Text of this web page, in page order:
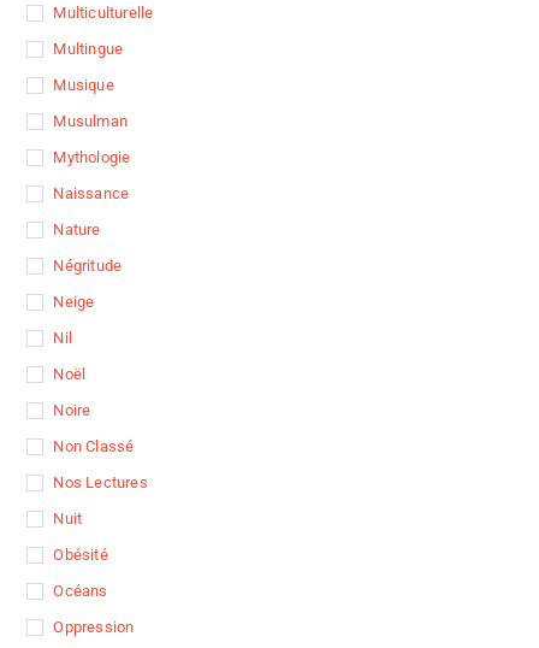
Multiculturelle
Multingue
Musique
Musulman
Mythologie
Naissance
Nature
Négritude
Neige
Nil
Noël
Noire
Non Classé
Nos Lectures
Nuit
Obésité
Océans
Oppression